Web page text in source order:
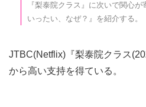
『梨泰院クラス』に次いで関心
いったい、なぜ？』を紹介する。
JTBC(Netflix)『梨泰院クラス
から高い支持を得ている。